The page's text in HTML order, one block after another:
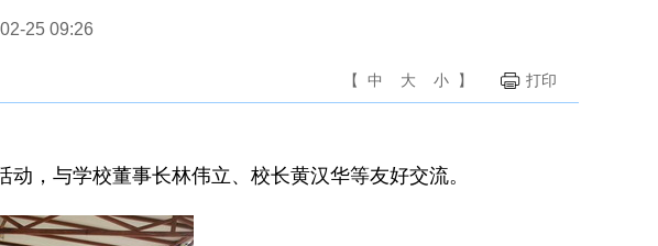
25 09:26
【 中 大 小 】 打印
，与学校董事长林伟立、校长黄汉华等友好交流。